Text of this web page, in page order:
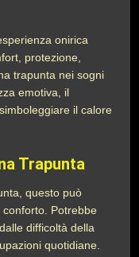
onirica
protezione,
trapunta nei sogni
emotiva, il
il calore
Trapunta
questo può
Potrebbe
difficoltà della
quotidiane.